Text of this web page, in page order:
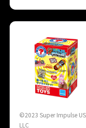
©2023 Super Impulse
LLC